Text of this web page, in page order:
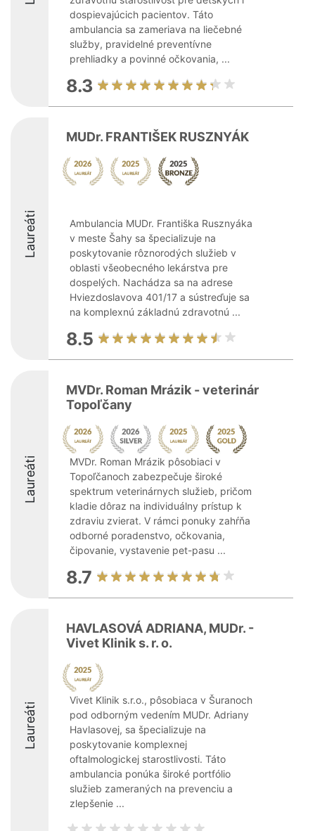
dospievajúcich pacientov. Táto
ambulancia sa zameriava na liečebné
služby, pravidelné preventívne
prehliadky a povinné očkovania, ...
8.3
Laureáti
MUDr. FRANTIŠEK RUSZNYÁK
Ambulancia MUDr. Františka Rusznyáka
v meste Šahy sa špecializuje na
poskytovanie rôznorodých služieb v
oblasti všeobecného lekárstva pre
dospelých. Nachádza sa na adrese
Hviezdoslavova 401/17 a sústreďuje sa
na komplexnú základnú zdravotnú ...
8.5
Laureáti
MVDr. Roman Mrázik - veterinár
Topoľčany
MVDr. Roman Mrázik pôsobiaci v
Topoľčanoch zabezpečuje široké
spektrum veterinárnych služieb, pričom
kladie dôraz na individuálny prístup k
zdraviu zvierat. V rámci ponuky zahŕňa
odborné poradenstvo, očkovania,
čipovanie, vystavenie pet-pasu ...
8.7
Laureáti
HAVLASOVÁ ADRIANA, MUDr. -
Vivet Klinik s. r. o.
Vivet Klinik s.r.o., pôsobiaca v Šuranoch
pod odborným vedením MUDr. Adriany
Havlasovej, sa špecializuje na
poskytovanie komplexnej
oftalmologickej starostlivosti. Táto
ambulancia ponúka široké portfólio
služieb zameraných na prevenciu a
zlepšenie ...